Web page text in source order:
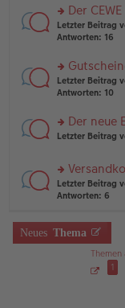
ger
B
ei
tr
g
el
es
e
B
ei
tr
g
rs
te
n
g
el
e
n
ei
tr
a
Der
Letzter Beitrag
Antworten: 16
rs
te
n
g
es
e
n
er
ei
tr
Letzter Beitrag
Antworten: 10
rs
u
n
g
es
e
n
Der neue
Letzter Beitrag
rs
te
n
g
Letzter Beitrag
Antworten: 6
Neues Thema
1